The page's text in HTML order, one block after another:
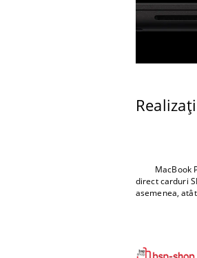
MacBook
direct carduri
asemenea,